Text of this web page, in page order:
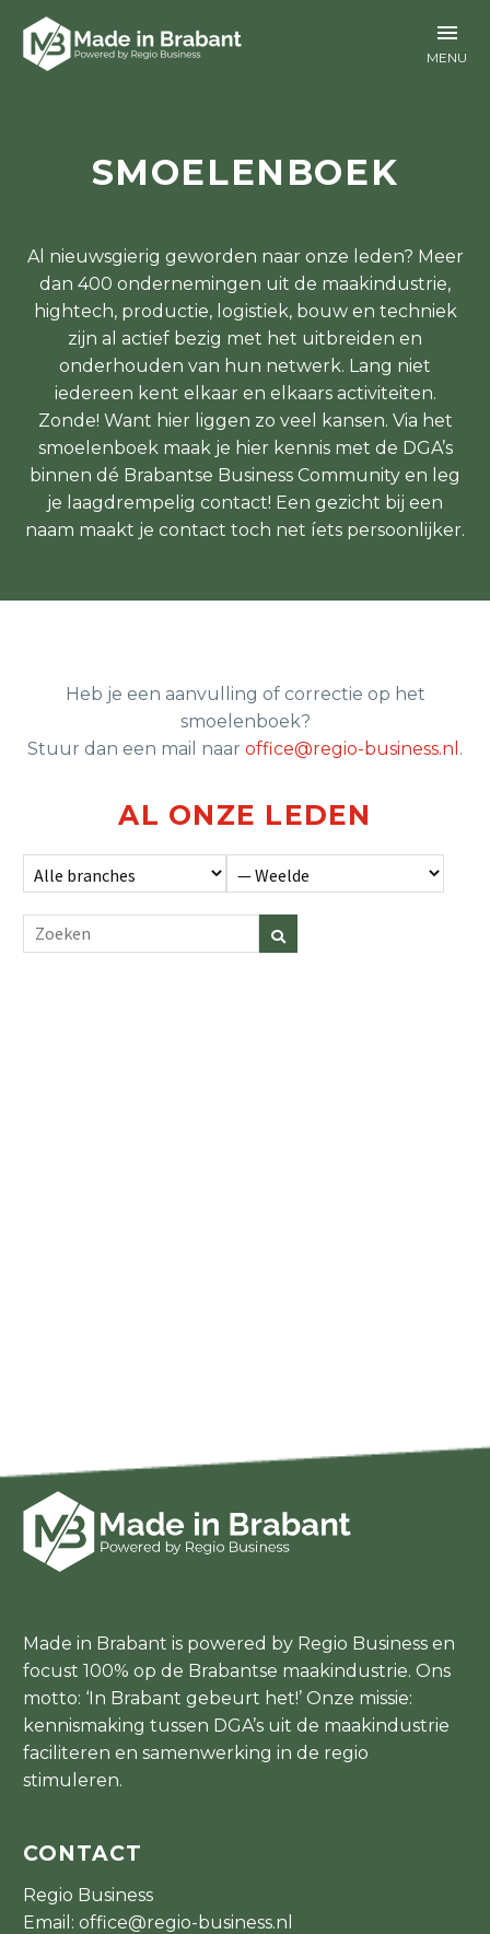
SMOELENBOEK
Al nieuwsgierig geworden naar onze leden? Meer
dan 400 ondernemingen uit de maakindustrie,
hightech, productie, logistiek, bouw en techniek
zijn al actief bezig met het uitbreiden en
onderhouden van hun netwerk. Lang niet
iedereen kent elkaar en elkaars activiteiten.
Zonde! Want hier liggen zo veel kansen. Via het
smoelenboek maak je hier kennis met de DGA’s
binnen dé Brabantse Business Community en leg
je laagdrempelig contact! Een gezicht bij een
naam maakt je contact toch net íets persoonlijker.
Heb je een aanvulling of correctie op het
smoelenboek?
Stuur dan een mail naar office@regio-business.nl .
AL ONZE LEDEN
Made in Brabant is powered by Regio Business en
focust 100% op de Brabantse maakindustrie. Ons
motto: ‘In Brabant gebeurt het!’ Onze missie:
kennismaking tussen DGA’s uit de maakindustrie
faciliteren en samenwerking in de regio
stimuleren.
CONTACT
Regio Business
Email: office@regio-business.nl